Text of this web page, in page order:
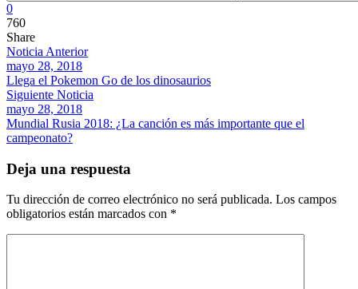
0
760
Share
Noticia Anterior
mayo 28, 2018
Llega el Pokemon Go de los dinosaurios
Siguiente Noticia
mayo 28, 2018
Mundial Rusia 2018: ¿La canción es más importante que el
campeonato?
Deja una respuesta
Tu dirección de correo electrónico no será publicada. Los campos
obligatorios están marcados con *